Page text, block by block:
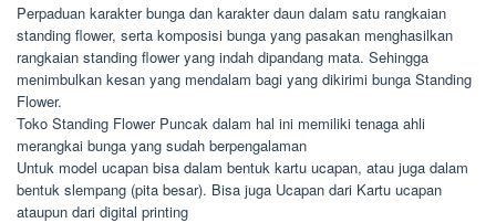
Perpaduan karakter bunga dan karakter daun dalam satu rangkaian
standing flower, serta komposisi bunga yang pasakan menghasilkan
rangkaian standing flower yang indah dipandang mata. Sehingga
menimbulkan kesan yang mendalam bagi yang dikirimi bunga Standing
Flower.
Toko Standing Flower Puncak dalam hal ini memiliki tenaga ahli
merangkai bunga yang sudah berpengalaman
Untuk model ucapan bisa dalam bentuk kartu ucapan, atau juga dalam
bentuk slempang (pita besar). Bisa juga Ucapan dari Kartu ucapan
ataupun dari digital printing